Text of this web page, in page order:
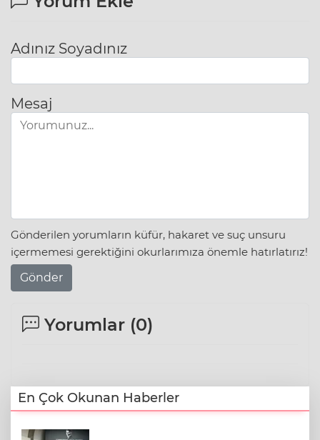
Adınız Soyadınız
Mesaj
Gönderilen yorumların küfür, hakaret ve suç unsuru
içermemesi gerektiğini okurlarımıza önemle hatırlatırız!
Gönder
Yorumlar (0)
En Çok Okunan Haberler